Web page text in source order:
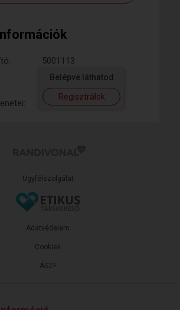
5001113
Belépve láthatod
Regisztrálok
Ügyfélszolgálat
ÁSZF
Adatvédelem
Cookiek